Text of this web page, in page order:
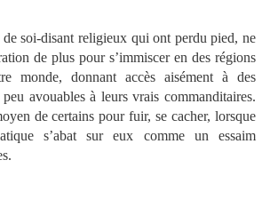
de soi-disant religieux qui ont perdu pied, ne
de plus pour s’immiscer en des régions
monde, donnant accès aisément à des
avouables à leurs vrais commanditaires.
de certains pour fuir, se cacher, lorsque
s’abat sur eux comme un essaim